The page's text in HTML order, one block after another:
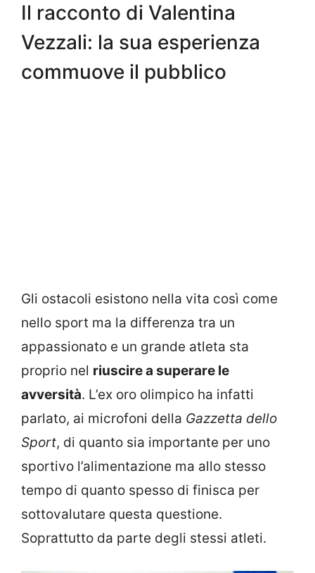
Il racconto di Valentina
Vezzali: la sua esperienza
commuove il pubblico
Gli ostacoli esistono nella vita così come
nello sport ma la differenza tra un
appassionato e un grande atleta sta
proprio nel riuscire a superare le
avversità. L’ex oro olimpico ha infatti
parlato, ai microfoni della Gazzetta dello
Sport, di quanto sia importante per uno
sportivo l’alimentazione ma allo stesso
tempo di quanto spesso di finisca per
sottovalutare questa questione.
Soprattutto da parte degli stessi atleti.